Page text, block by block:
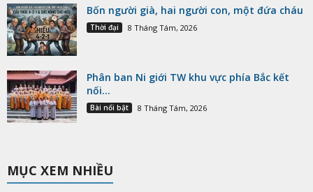
Bốn người già, hai người con, một đứa cháu
Thời đại 8 Tháng Tám, 2026
Phân ban Ni giới TW khu vực phía Bắc kết
nối...
Bài nổi bật 8 Tháng Tám, 2026
MỤC XEM NHIỀU